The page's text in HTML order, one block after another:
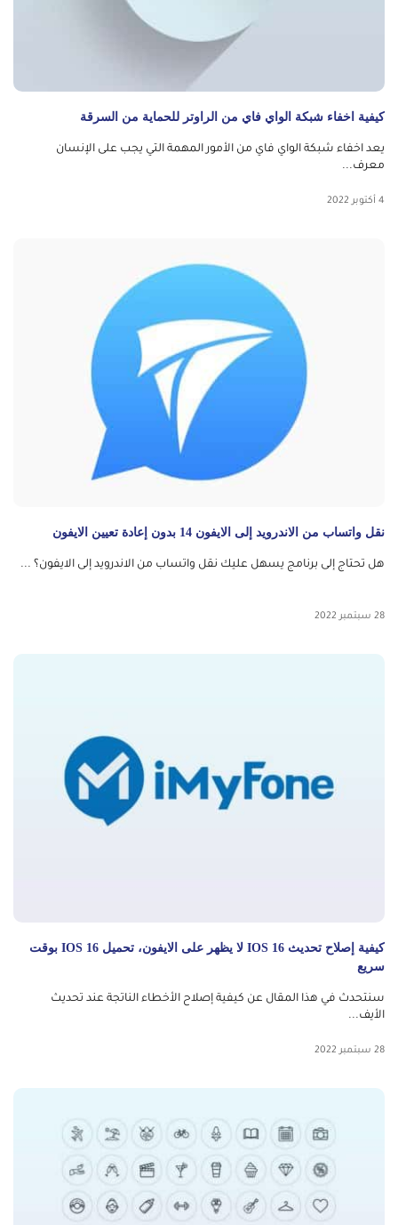
كيفية اخفاء شبكة الواي فاي من الراوتر للحماية من السرقة
يعد اخفاء شبكة الواي فاي من الأمور المهمة التي يجب على الإنسان
معرف...
4 أكتوبر 2022
نقل واتساب من الاندرويد إلى الايفون 14 بدون إعادة تعيين الايفون
هل تحتاج إلى برنامج يسهل عليك نقل واتساب من الاندرويد إلى الايفون؟ ...
28 سبتمبر 2022
كيفية إصلاح تحديث IOS 16 لا يظهر على الايفون، تحميل IOS 16 بوقت
سريع
سنتحدث في هذا المقال عن كيفية إصلاح الأخطاء الناتجة عند تحديث
الأيف...
28 سبتمبر 2022